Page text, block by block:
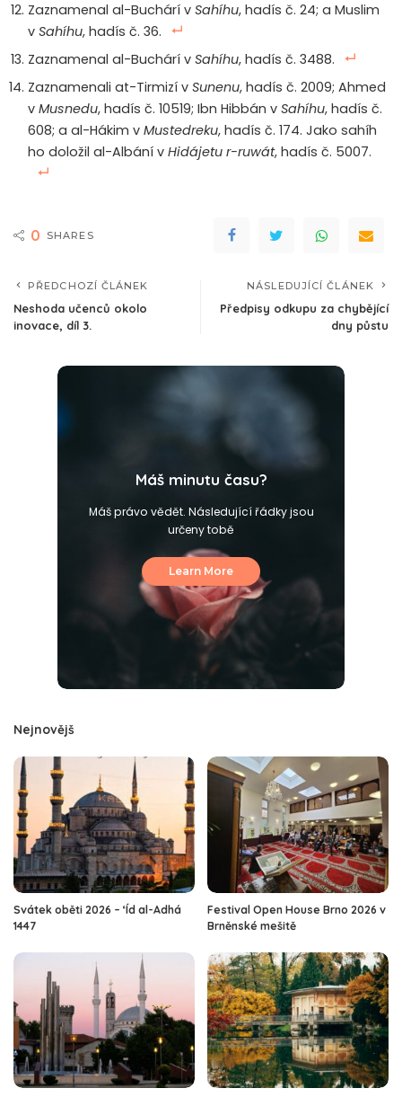
Zaznamenal al-Buchárí v Sahíhu, hadís č. 24; a Muslim
v Sahíhu, hadís č. 36.
Zaznamenal al-Buchárí v Sahíhu, hadís č. 3488.
Zaznamenali at-Tirmizí v Sunenu, hadís č. 2009; Ahmed
v Musnedu, hadís č. 10519; Ibn Hibbán v Sahíhu, hadís č.
608; a al-Hákim v Mustedreku, hadís č. 174. Jako sahíh
ho doložil al-Albání v Hidájetu r-ruwát, hadís č. 5007.
0 SHARES
PŘEDCHOZÍ ČLÁNEK
Neshoda učenců okolo
inovace, díl 3.
NÁSLEDUJÍCÍ ČLÁNEK
Předpisy odkupu za chybějící
dny půstu
Máš minutu času?
Máš právo vědět. Následující řádky jsou
určeny tobě
Learn More
Nejnovějš
Svátek oběti 2026 – ‘Íd al-Adhá
1447
Festival Open House Brno 2026 v
Brněnské mešitě